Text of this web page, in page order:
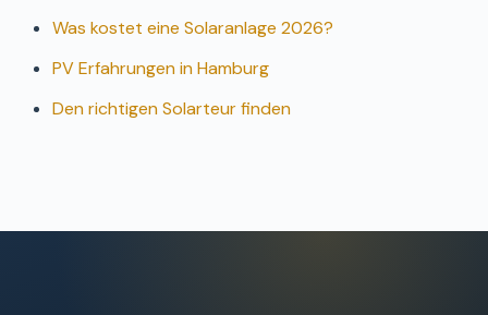
Was kostet eine Solaranlage 2026?
PV Erfahrungen in Hamburg
Den richtigen Solarteur finden